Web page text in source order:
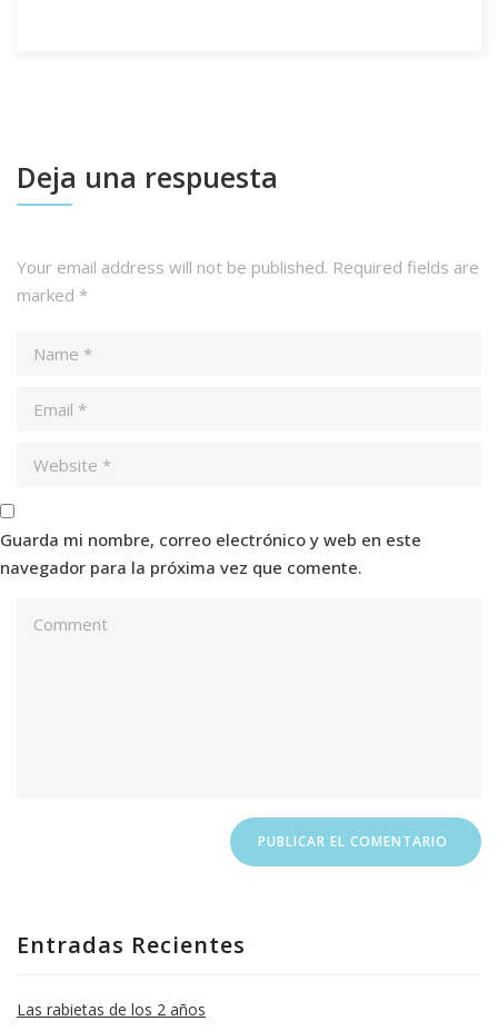
Deja una respuesta
Your email address will not be published. Required fields are
marked *
Guarda mi nombre, correo electrónico y web en este
navegador para la próxima vez que comente.
Entradas Recientes
Las rabietas de los 2 años